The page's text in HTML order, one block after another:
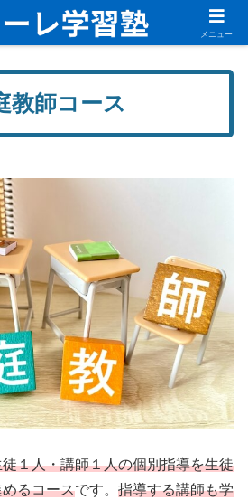
施中！新規入塾生募集中です！
教師コース
徒１人・講師１人の個別指導を生徒
るコースです。 指導する講師も学
メニュー